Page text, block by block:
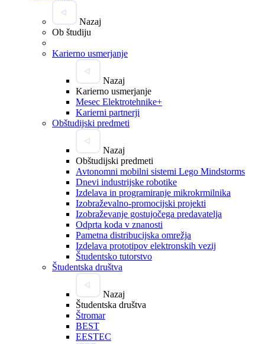
Nazaj
Ob študiju
Karierno usmerjanje
Nazaj
Karierno usmerjanje
Mesec Elektrotehnike+
Karierni partnerji
Obštudijski predmeti
Nazaj
Obštudijski predmeti
Avtonomni mobilni sistemi Lego Mindstorms
Dnevi industrijske robotike
Izdelava in programiranje mikrokrmilnika
Izobraževalno-promocijski projekti
Izobraževanje gostujočega predavatelja
Odprta koda v znanosti
Pametna distribucijska omrežja
Izdelava prototipov elektronskih vezij
Študentsko tutorstvo
Študentska društva
Nazaj
Študentska društva
Štromar
BEST
EESTEC